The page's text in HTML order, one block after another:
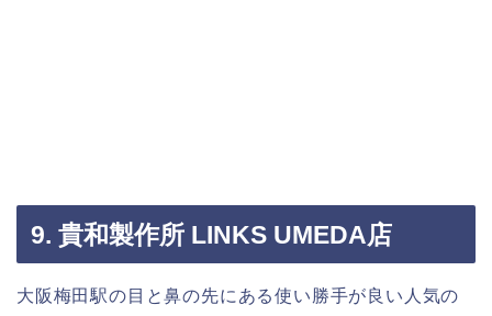
9. 貴和製作所 LINKS UMEDA店
大阪梅田駅の目と鼻の先にある使い勝手が良い人気の